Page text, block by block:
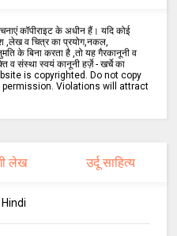
कॉपीराइट के अधीन हैं। यदि कोई
,लेख व चित्र का प्रयोग,नकल,
के बिना करता है ,तो यह गैरकानूनी व
व संस्था स्वयं कानूनी हर्ज़े - खर्चे का
is copyrighted. Do not copy
Violations will attract
लेख उर्दू साहित्य